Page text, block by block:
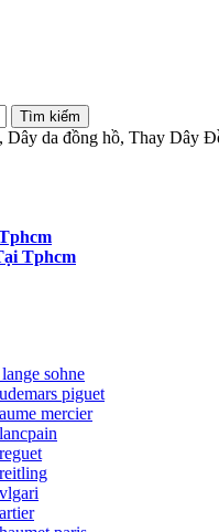
Dây da đồng hồ, Thay Dây
Tphcm
sohne
piguet
mercier